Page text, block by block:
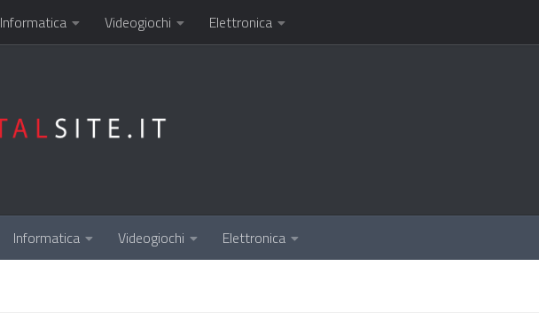
Informatica Videogiochi Elettronica
Informatica Videogiochi Elettronica